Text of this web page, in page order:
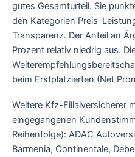
gutes Gesamturteil. Sie
den Kategorien Preis-
Transparenz. Der Anteil an
Prozent relativ niedrig aus.
beim Erstplatzierten (Net
Weitere Kfz-Filialversicherer
eingegangenen
Reihenfolge): ADAC
Barmenia, Continentale,